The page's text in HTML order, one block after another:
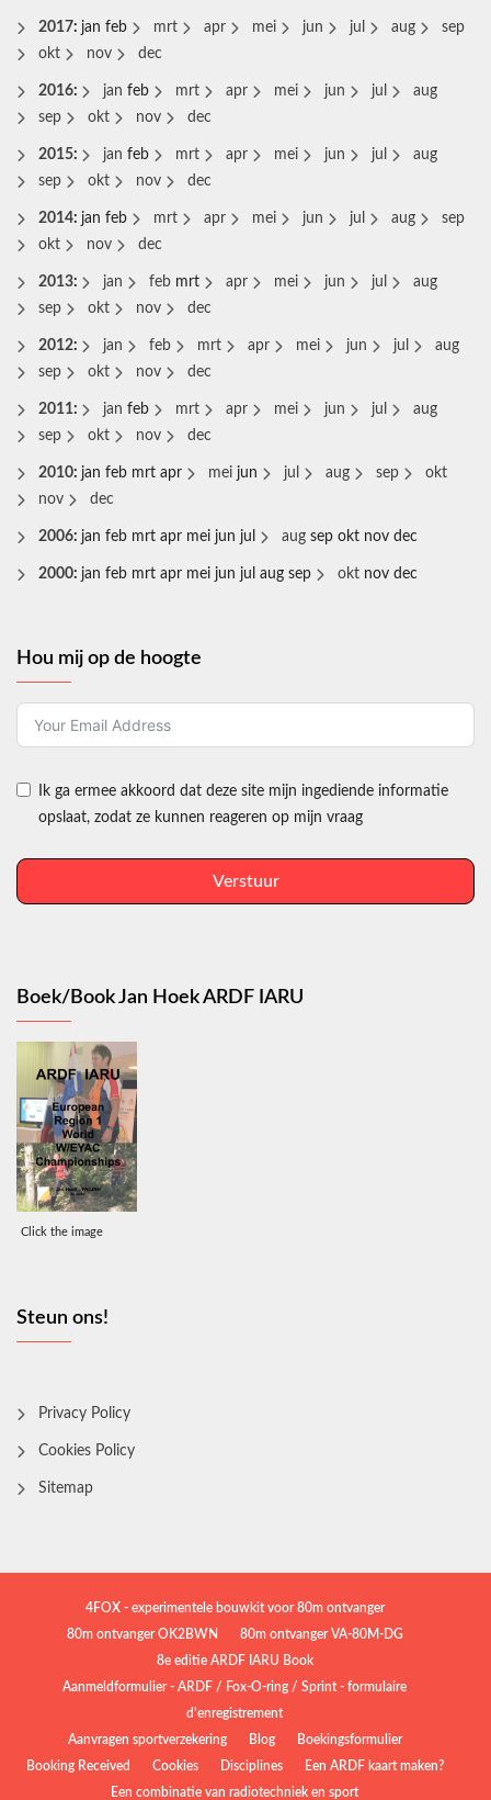
2017: jan feb mrt apr mei jun jul aug
sep
okt
nov dec
2016: jan feb mrt apr mei jun jul
aug
sep
okt nov dec
2015: jan feb mrt apr mei jun jul
aug
sep
okt nov dec
2014: jan feb mrt apr mei jun jul aug
sep
okt
nov dec
2013: jan feb mrt apr mei jun jul
aug
sep
okt nov dec
2012: jan feb mrt apr mei jun jul
aug
sep
okt nov dec
2011: jan feb mrt apr mei jun jul
aug
sep
okt nov dec
2010: jan feb mrt apr mei jun jul aug sep
okt
nov
dec
2006: jan feb mrt apr mei jun jul aug sep okt nov dec
2000: jan feb mrt apr mei jun jul aug sep okt nov dec
Hou mij op de hoogte
Ik ga ermee akkoord dat deze site mijn ingediende informatie
opslaat, zodat ze kunnen reageren op mijn vraag
Verstuur
Boek/Book Jan Hoek ARDF IARU
Click the image
Steun ons!
Privacy Policy
Cookies Policy
Sitemap
4FOX - experimentele bouwkit voor 80m ontvanger
80m ontvanger OK2BWN
80m ontvanger VA-80M-DG
8e editie ARDF IARU Book
Aanmeldformulier - ARDF / Fox-O-ring / Sprint - formulaire
d'enregistrement
Aanvragen sportverzekering
Blog
Boekingsformulier
Booking Received
Cookies Disciplines
Een ARDF kaart maken?
Een combinatie van radiotechniek en sport